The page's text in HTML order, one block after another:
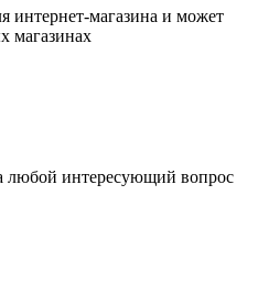
интернет-магазина и может
магазинах
любой интересующий вопрос